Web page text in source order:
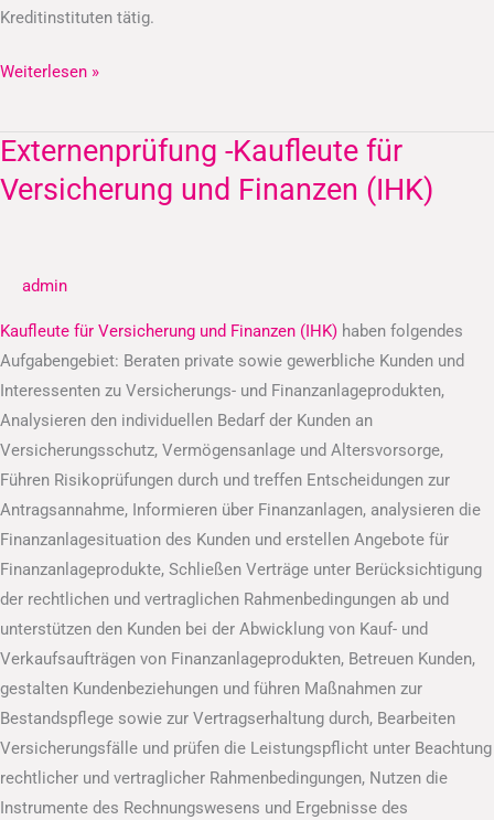
Kreditinstituten tätig.
Weiterlesen »
Externenprüfung -Kaufleute für
Versicherung und Finanzen (IHK)
admin
Kaufleute für Versicherung und Finanzen (IHK) haben folgendes
Aufgabengebiet: Beraten private sowie gewerbliche Kunden und
Interessenten zu Versicherungs- und Finanzanlageprodukten,
Analysieren den individuellen Bedarf der Kunden an
Versicherungsschutz, Vermögensanlage und Altersvorsorge,
Führen Risikoprüfungen durch und treffen Entscheidungen zur
Antragsannahme, Informieren über Finanzanlagen, analysieren die
Finanzanlagesituation des Kunden und erstellen Angebote für
Finanzanlageprodukte, Schließen Verträge unter Berücksichtigung
der rechtlichen und vertraglichen Rahmenbedingungen ab und
unterstützen den Kunden bei der Abwicklung von Kauf- und
Verkaufsaufträgen von Finanzanlageprodukten, Betreuen Kunden,
gestalten Kundenbeziehungen und führen Maßnahmen zur
Bestandspflege sowie zur Vertragserhaltung durch, Bearbeiten
Versicherungsfälle und prüfen die Leistungspflicht unter Beachtung
rechtlicher und vertraglicher Rahmenbedingungen, Nutzen die
Instrumente des Rechnungswesens und Ergebnisse des
Externenprüfung
-
Kaufleute
und
Finanzen
(IHK)